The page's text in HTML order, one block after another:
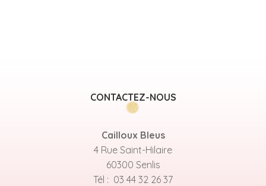
CONTACTEZ-NOUS
Cailloux Bleus
4 Rue Saint-Hilaire
60300 Senlis
Tél : 03 44 32 26 37